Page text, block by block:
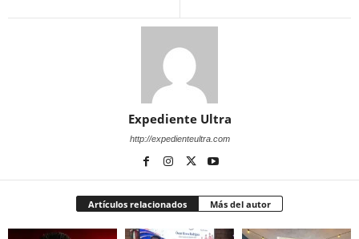
Expediente Ultra
http://expedienteultra.com
Artículos relacionados Más del autor